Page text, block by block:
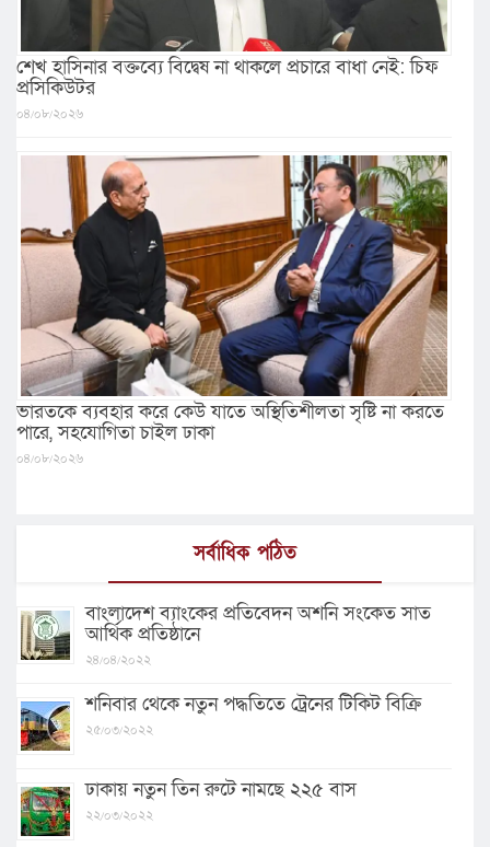
শেখ হাসিনার বক্তব্যে বিদ্বেষ না থাকলে প্রচারে বাধা নেই: চিফ
প্রসিকিউটর
০৪/০৮/২০২৬
ভারতকে ব্যবহার করে কেউ যাতে অস্থিতিশীলতা সৃষ্টি না করতে
পারে, সহযোগিতা চাইল ঢাকা
০৪/০৮/২০২৬
সর্বাধিক পঠিত
বাংলাদেশ ব্যাংকের প্রতিবেদন অশনি সংকেত সাত
আর্থিক প্রতিষ্ঠানে
২৪/০৪/২০২২
শনিবার থেকে নতুন পদ্ধতিতে ট্রেনের টিকিট বিক্রি
২৫/০৩/২০২২
ঢাকায় নতুন তিন রুটে নামছে ২২৫ বাস
২২/০৩/২০২২